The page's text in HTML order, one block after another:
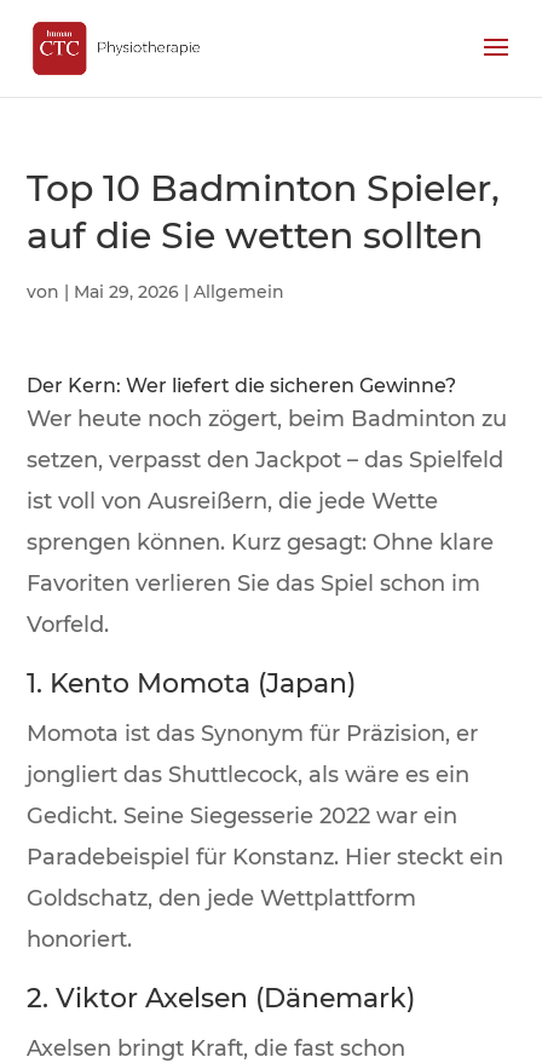
Top 10 Badminton Spieler,
auf die Sie wetten sollten
von | Mai 29, 2026 | Allgemein
Der Kern: Wer liefert die sicheren Gewinne?
Wer heute noch zögert, beim Badminton zu
setzen, verpasst den Jackpot – das Spielfeld
ist voll von Ausreißern, die jede Wette
sprengen können. Kurz gesagt: Ohne klare
Favoriten verlieren Sie das Spiel schon im
Vorfeld.
1. Kento Momota (Japan)
Momota ist das Synonym für Präzision, er
jongliert das Shuttlecock, als wäre es ein
Gedicht. Seine Siegesserie 2022 war ein
Paradebeispiel für Konstanz. Hier steckt ein
Goldschatz, den jede Wettplattform
honoriert.
2. Viktor Axelsen (Dänemark)
Axelsen bringt Kraft, die fast schon